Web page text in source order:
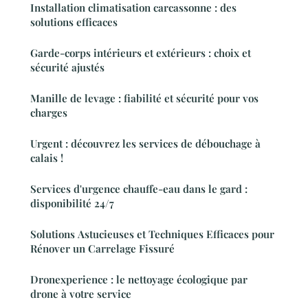
Installation climatisation carcassonne : des
solutions efficaces
Garde-corps intérieurs et extérieurs : choix et
sécurité ajustés
Manille de levage : fiabilité et sécurité pour vos
charges
Urgent : découvrez les services de débouchage à
calais !
Services d'urgence chauffe-eau dans le gard :
disponibilité 24/7
Solutions Astucieuses et Techniques Efficaces pour
Rénover un Carrelage Fissuré
Dronexperience : le nettoyage écologique par
drone à votre service